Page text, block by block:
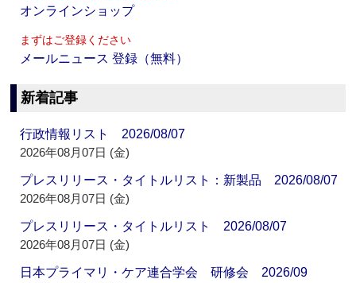
オンラインショップ
まずはご登録ください
メールニュース 登録（無料）
新着記事
行政情報リスト 2026/08/07
2026年08月07日 (金)
プレスリリース・タイトルリスト：新製品 2026/08/07
2026年08月07日 (金)
プレスリリース・タイトルリスト 2026/08/07
2026年08月07日 (金)
日本プライマリ・ケア連合学会 研修会 2026/09